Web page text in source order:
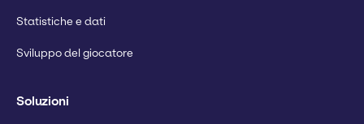
Statistiche e dati
Sviluppo del giocatore
Soluzioni